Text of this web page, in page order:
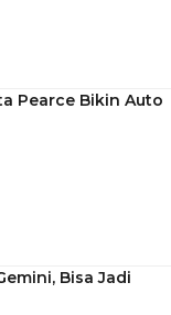
Pearce Bikin Auto
Bisa Jadi